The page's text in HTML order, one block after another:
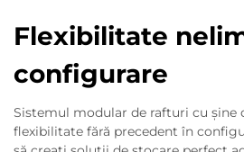
Flexibilitate
configurare
Sistemul modular de rafturi cu șine
flexibilitate fără precedent în